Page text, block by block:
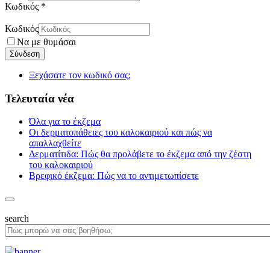
Κωδικός *
Κωδικός
Να με θυμάσαι
Ξεχάσατε τον κωδικό σας;
Τελευταία νέα
Όλα για το έκζεμα
Οι δερματοπάθειες του καλοκαιριού και πώς να
απαλλαχθείτε
Δερματίτιδα: Πώς θα προλάβετε το έκζεμα από την ζέστη
του καλοκαιριού
Βρεφικό έκζεμα: Πώς να το αντιμετωπίσετε
search